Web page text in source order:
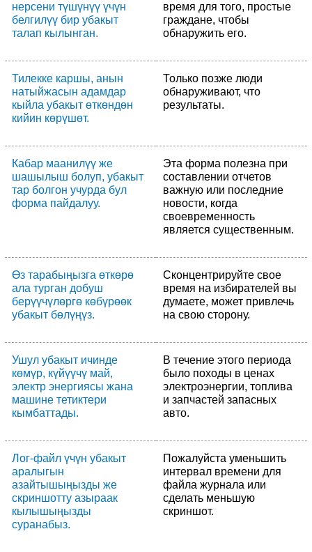
нерсени түшүнүү үчүн
белгилүү бир убакыт
талап кылынган.
время для того, простые
граждане, чтобы
обнаружить его.
Тилекке каршы, анын
натыйжасын адамдар
кыйла убакыт өткөндөн
кийин көрүшөт.
Только позже люди
обнаруживают, что
результаты.
Кабар маанилүү же
шашылыш болуп, убакыт
тар болгон учурда бул
форма пайдалуу.
Эта форма полезна при
составлении отчетов
важную или последние
новости, когда
своевременность
является существенным.
Өз тарабыңызга өткөрө
ала турган добуш
берүүчүлөргө көбүрөөк
убакыт бөлүңүз.
Сконцентрируйте свое
время на избирателей вы
думаете, может привлечь
на свою сторону.
Ушул убакыт ичинде
көмүр, күйүүчү май,
электр энергиясы жана
машине тетиктери
кымбаттады.
В течение этого периода
было походы в ценах
электроэнергии, топлива
и запчастей запасных
авто.
Лог-файл үчүн убакыт
аралыгын
азайтышыңызды же
скриншотту азыраак
кылышыңызды
суранабыз.
Пожалуйста уменьшить
интервал времени для
файла журнала или
сделать меньшую
скриншот.